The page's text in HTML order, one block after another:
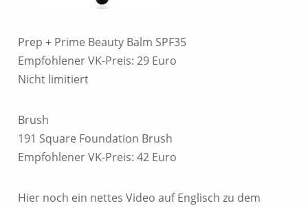
Prep + Prime Beauty Balm SPF35
Empfohlener VK-Preis: 29 Euro
Nicht limitiert
Brush
191 Square Foundation Brush
Empfohlener VK-Preis: 42 Euro
Hier noch ein nettes Video auf Englisch zu dem